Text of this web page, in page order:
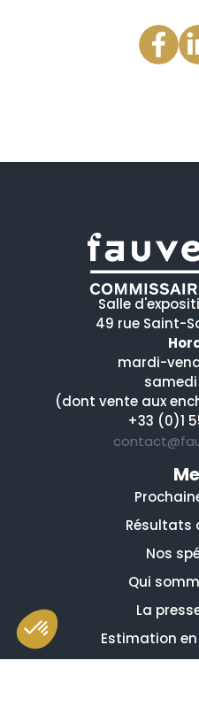
Salle
49 rue Saint-
mardi-
samedi
(dont vente aux
+33 (0)1
Résultats
Nos
Qui
La
Estimation